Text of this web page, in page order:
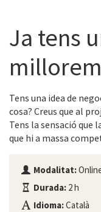
Ja tens
Tens una idea de
cosa? Creus que al
Tens la sensació que
que hi a massa
Modalitat:
Durada: 2 h
Idioma:Català